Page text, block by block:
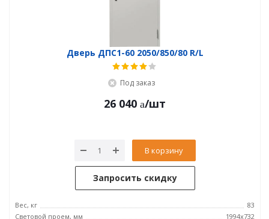
Дверь ДПC1-60 2050/850/80 R/L
Под заказ
26 040 /шт
В корзину
Запросить скидку
Вес, кг
83
Световой проем, мм
1994x732